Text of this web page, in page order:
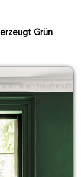
Grün